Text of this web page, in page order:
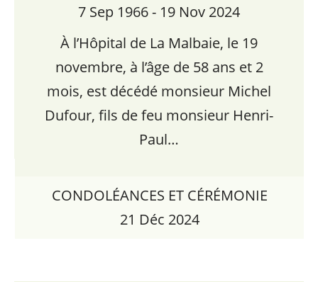
7 Sep 1966 - 19 Nov 2024
À l’Hôpital de La Malbaie, le 19
novembre, à l’âge de 58 ans et 2
mois, est décédé monsieur Michel
Dufour, fils de feu monsieur Henri-
Paul…
CONDOLÉANCES ET CÉRÉMONIE
21 Déc 2024